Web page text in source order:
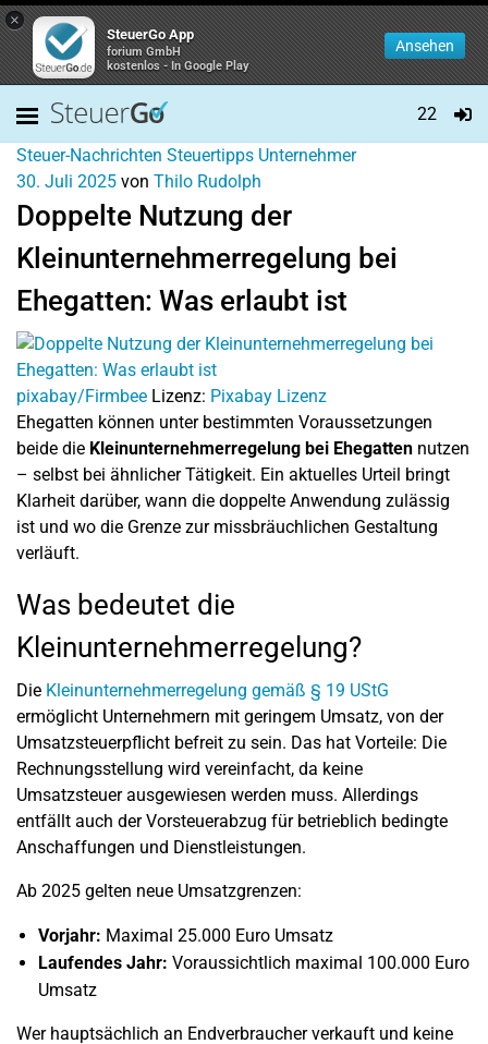
×
SteuerGo App
forium GmbH
kostenlos - In Google Play
Ansehen
22
Steuer-Nachrichten Steuertipps Unternehmer
30. Juli 2025 von Thilo Rudolph
Doppelte Nutzung der
Kleinunternehmerregelung bei
Ehegatten: Was erlaubt ist
pixabay/Firmbee Lizenz: Pixabay Lizenz
Ehegatten können unter bestimmten Voraussetzungen
beide die Kleinunternehmerregelung bei Ehegatten nutzen
– selbst bei ähnlicher Tätigkeit. Ein aktuelles Urteil bringt
Klarheit darüber, wann die doppelte Anwendung zulässig
ist und wo die Grenze zur missbräuchlichen Gestaltung
verläuft.
Was bedeutet die
Kleinunternehmerregelung?
Die Kleinunternehmerregelung gemäß § 19 UStG
ermöglicht Unternehmern mit geringem Umsatz, von der
Umsatzsteuerpflicht befreit zu sein. Das hat Vorteile: Die
Rechnungsstellung wird vereinfacht, da keine
Umsatzsteuer ausgewiesen werden muss. Allerdings
entfällt auch der Vorsteuerabzug für betrieblich bedingte
Anschaffungen und Dienstleistungen.
Ab 2025 gelten neue Umsatzgrenzen:
Vorjahr: Maximal 25.000 Euro Umsatz
Laufendes Jahr: Voraussichtlich maximal 100.000 Euro
Umsatz
Wer hauptsächlich an Endverbraucher verkauft und keine